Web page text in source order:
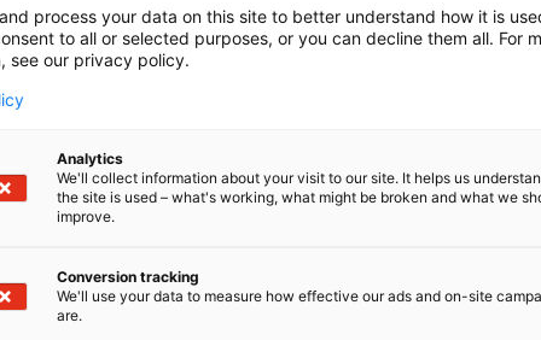
järjestetään
process your data on this site to better understand how it is
to all or selected purposes, or you can decline them all. For
see our privacy policy.
Analytics
We'll collect information about your visit to our site. It helps us
the site is used – what's working, what might be broken and what we
improve.
Conversion tracking
We'll use your data to measure how effective our ads and on-site
are.